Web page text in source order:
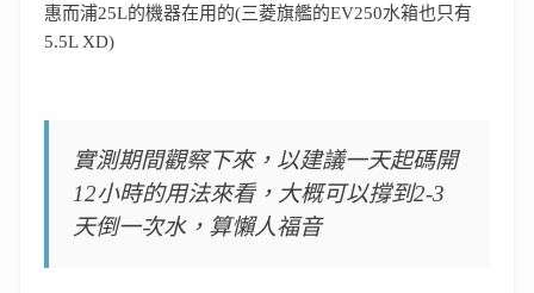
惠而浦25L的機器在用的(三菱旗艦的EV250水箱也只有
5.5L XD)
實測期間觀察下來，以建議一天起碼開
12小時的用法來看，大概可以撐到2-3
天倒一次水，算懶人福音